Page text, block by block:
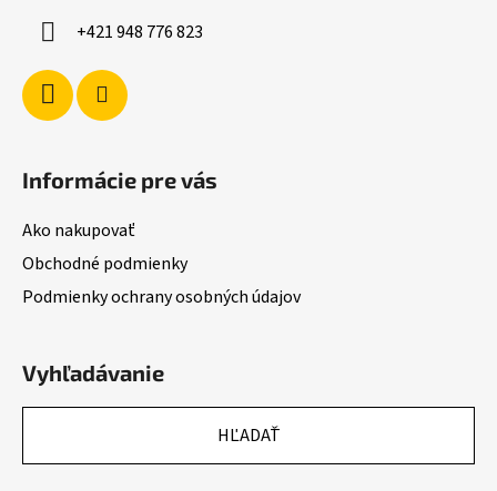
+421 948 776 823
Informácie pre vás
Ako nakupovať
Obchodné podmienky
Podmienky ochrany osobných údajov
Vyhľadávanie
HĽADAŤ